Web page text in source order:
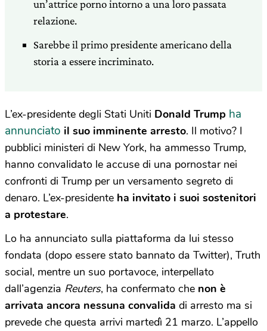
un’attrice porno intorno a una loro passata
relazione.
Sarebbe il primo presidente americano della
storia a essere incriminato.
L’ex-presidente degli Stati Uniti Donald Trump ha
annunciato il suo imminente arresto. Il motivo? I
pubblici ministeri di New York, ha ammesso Trump,
hanno convalidato le accuse di una pornostar nei
confronti di Trump per un versamento segreto di
denaro. L’ex-presidente ha invitato i suoi sostenitori
a protestare.
Lo ha annunciato sulla piattaforma da lui stesso
fondata (dopo essere stato bannato da Twitter), Truth
social, mentre un suo portavoce, interpellato
dall’agenzia Reuters, ha confermato che non è
arrivata ancora nessuna convalida di arresto ma si
prevede che questa arrivi martedì 21 marzo. L’appello